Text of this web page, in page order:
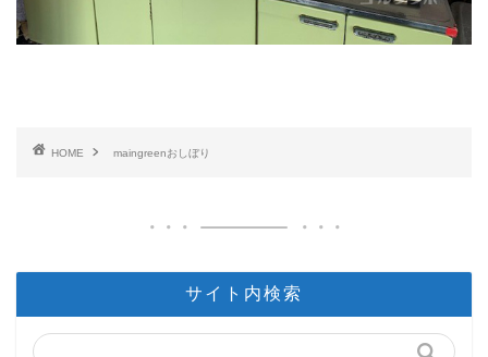
HOME maingreenおしぼり
サイト内検索